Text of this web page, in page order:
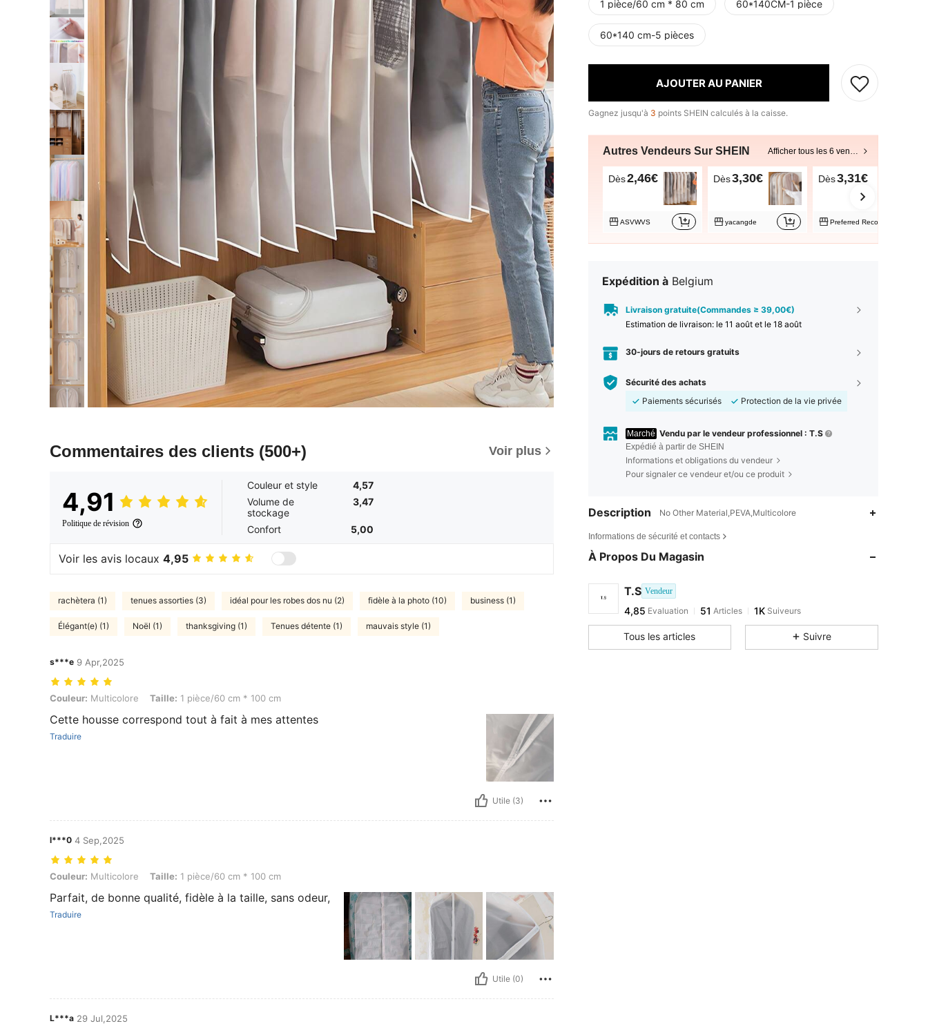
Commentaires des clients (500+) Voir plus
4,91
Politique de révision
Couleur et style
4,57
Volume de
stockage
3,47
Confort 5,00
Voir les avis locaux 4,95
rachètera (1) tenues assorties (3) idéal pour les robes dos nu (2) fidèle à la photo (10) business (1)
Élégant(e) (1) Noël (1) thanksgiving (1) Tenues détente (1) mauvais style (1)
s***e 9 Apr,2025
Couleur: Multicolore, Taille: 1 pièce/60 cm * 100 cm
Couleur: Multicolore Taille: 1 pièce/60 cm * 100 cm
Cette housse correspond tout à fait à mes attentes
Traduire
Utile (3)
l***0 4 Sep,2025
Couleur: Multicolore, Taille: 1 pièce/60 cm * 100 cm
Couleur: Multicolore Taille: 1 pièce/60 cm * 100 cm
Parfait, de bonne qualité, fidèle à la taille, sans odeur,
Traduire
Utile (0)
L***a 29 Jul,2025
1 pièce/60 cm * 80 cm 60*140CM-1 pièce
60*140 cm-5 pièces
AJOUTER AU PANIER
Gagnez jusqu'à 3 points SHEIN calculés à la caisse.
Autres Vendeurs Sur SHEIN Afficher tous les 6 vendeurs
Dès2,46€
ASVWVS
Dès3,30€
yacangde
Dès3,31€
Expédition à Belgium
Livraison gratuite(Commandes ≥ 39,00€)
Estimation de livraison: le 11 août et le 18 août
30-jours de retours gratuits
Sécurité des achats
Paiements sécurisés
Protection de la vie privée
Marché Vendu par le vendeur professionnel : T.S
Expédié à partir de SHEIN
Informations et obligations du vendeur
Pour signaler ce vendeur et/ou ce produit
Description No Other Material,PEVA,Multicolore
Informations de sécurité et contacts
À Propos Du Magasin
T.S Vendeur
4,85 Evaluation 51 Articles 1K Suiveurs
Tous les articles Suivre